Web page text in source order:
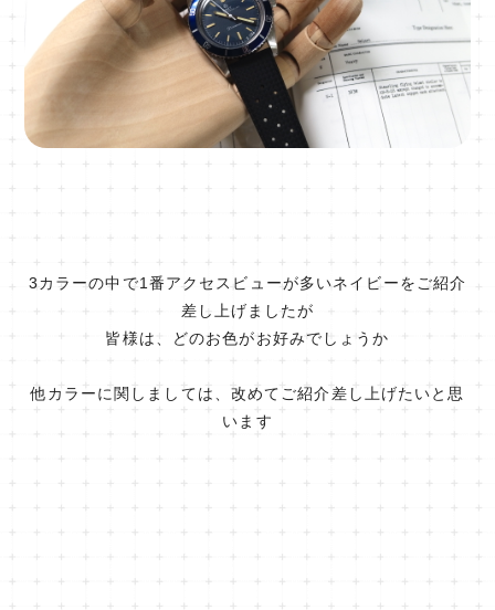
3カラーの中で1番アクセスビューが多いネイビーをご紹介
差し上げましたが
皆様は、どのお色がお好みでしょうか
他カラーに関しましては、改めてご紹介差し上げたいと思
います